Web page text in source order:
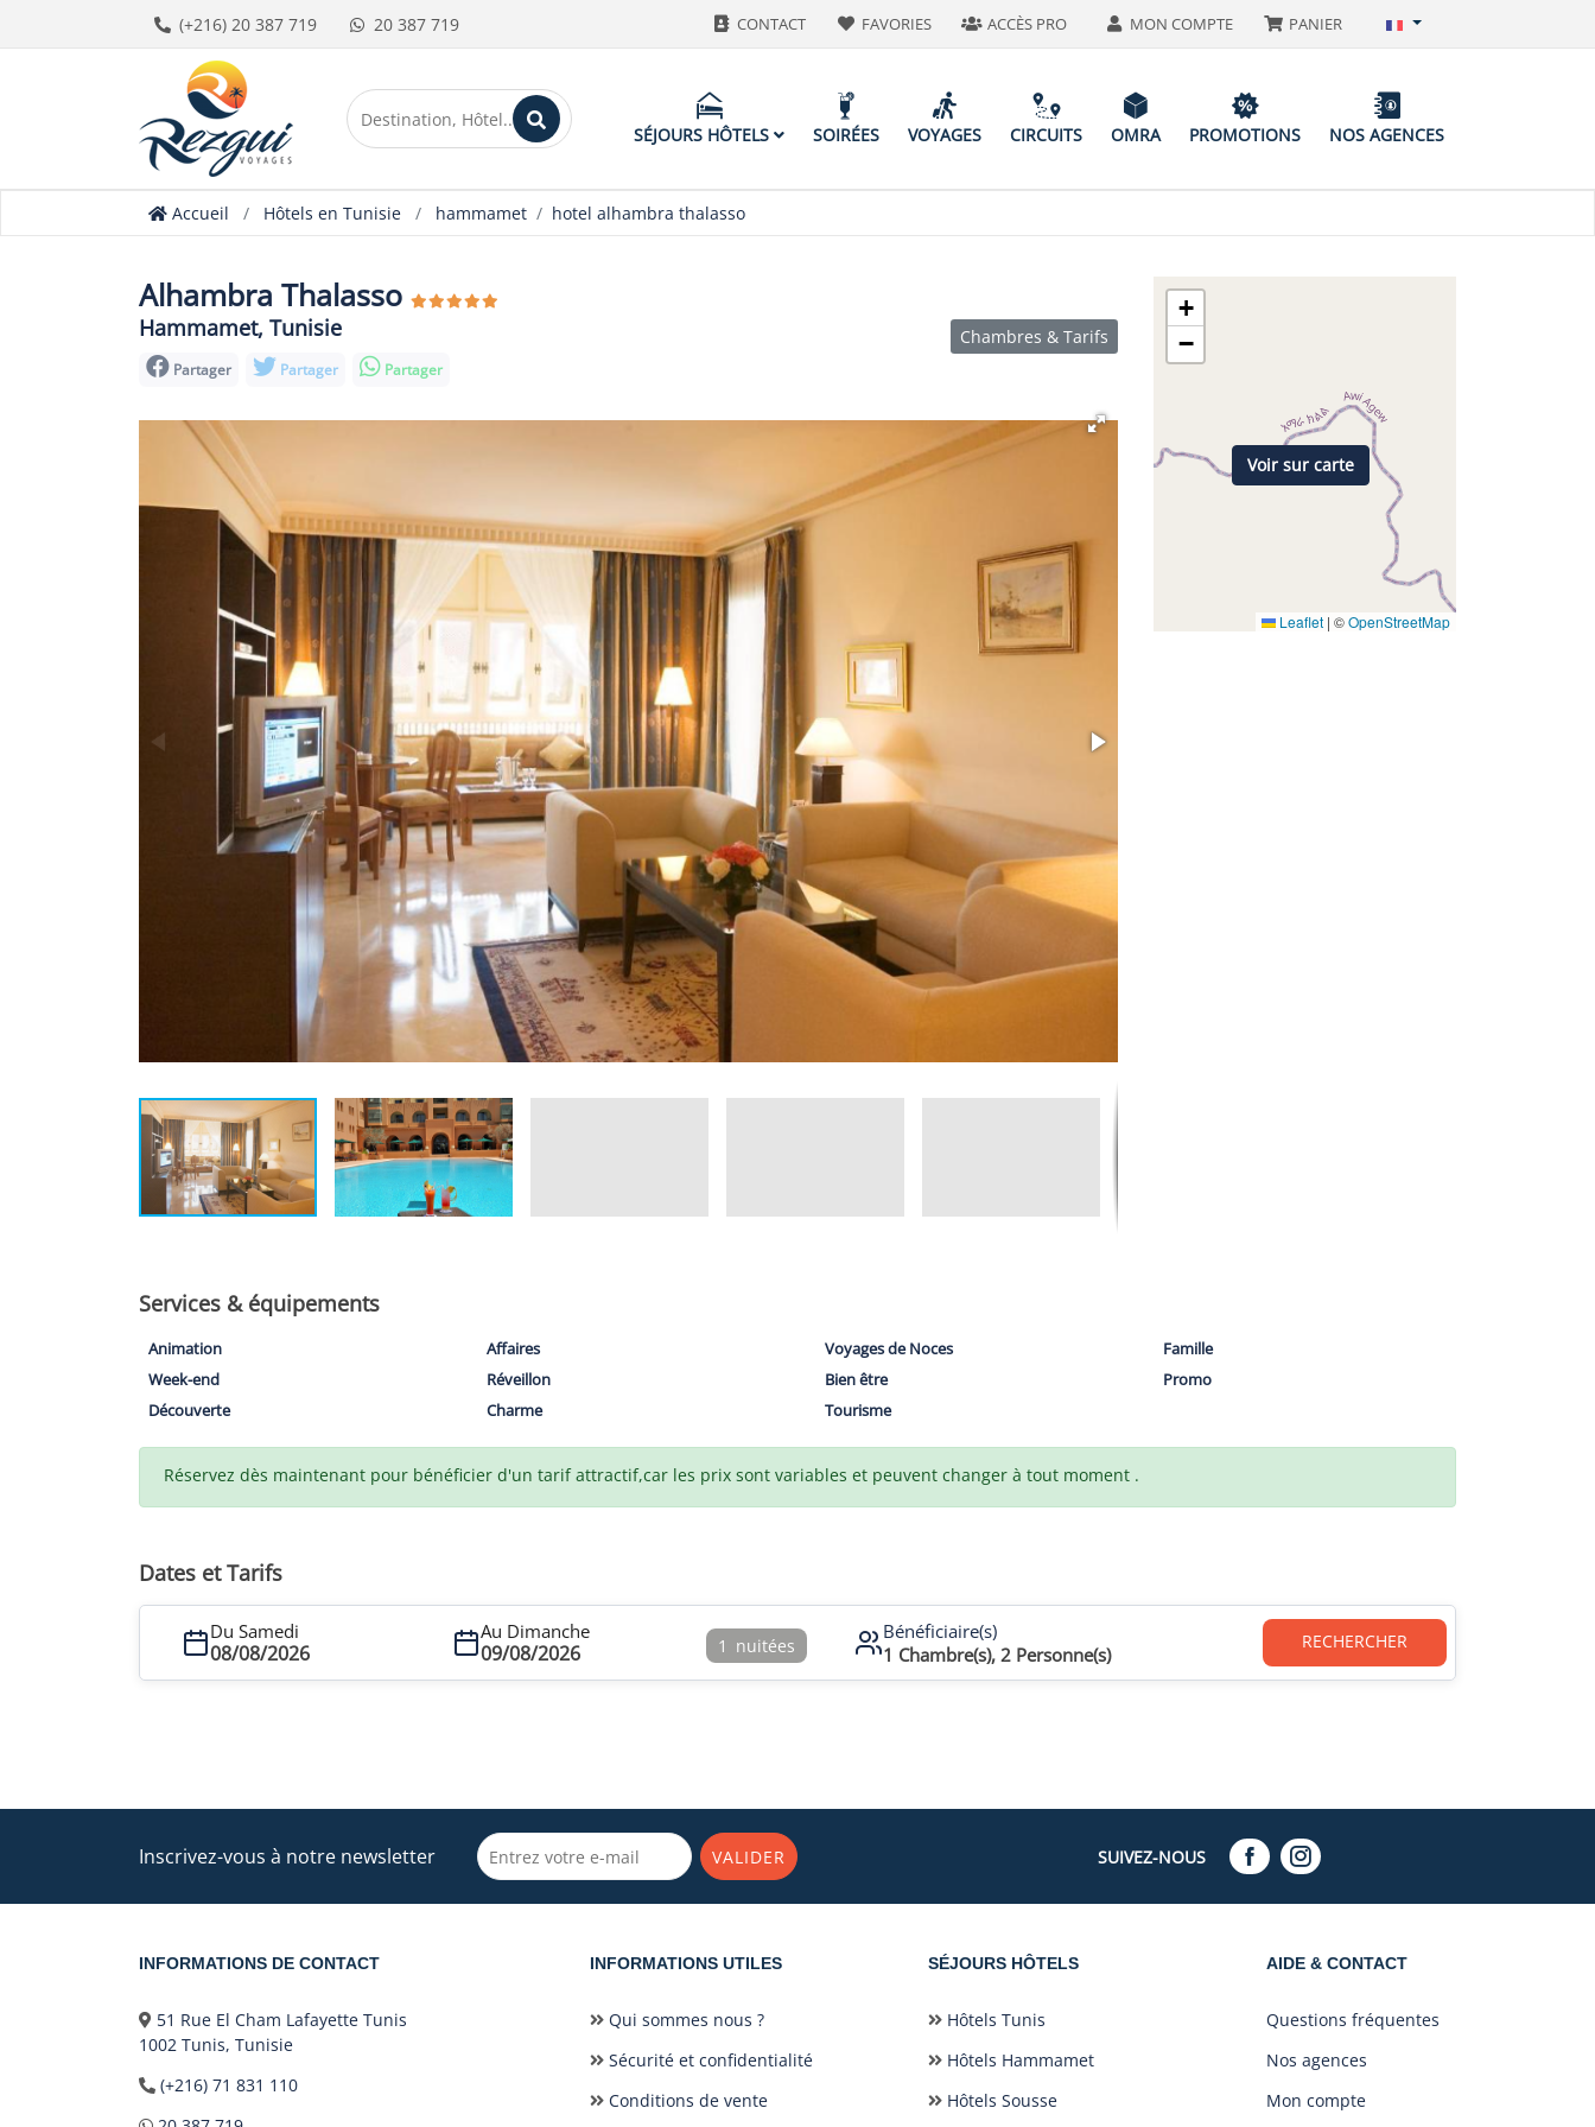
(+216) 20 387 719 20 387 719 CONTACT FAVORIES ACCÈS PRO MON COMPTE PANIER
SÉJOURS HÔTELS SOIRÉES VOYAGES CIRCUITS OMRA PROMOTIONS NOS AGENCES
Accueil Hôtels en Tunisie hammamet hotel alhambra thalasso
Alhambra Thalasso
Hammamet, Tunisie
Partager Partager Partager
Chambres & Tarifs
+
−
Leaflet | ©OpenStreetMap
Voir sur carte
Services & équipements
Animation Affaires Voyages de Noces
Famille
Week-end
Réveillon Bien être
Promo
Découverte
Charme Tourisme
Réservez dès maintenant pour bénéficier d'un tarif attractif,car les prix sont variables et peuvent changer à tout moment .
Dates et Tarifs
Du Samedi
08/08/2026
Au Dimanche
09/08/2026 1 nuitées
Bénéficiaire(s)
1 Chambre(s), 2 Personne(s)
RECHERCHER
Inscrivez-vous à notre newsletter VALIDER SUIVEZ-NOUS
INFORMATIONS DE CONTACT
51 Rue El Cham Lafayette Tunis
1002 Tunis, Tunisie
(+216) 71 831 110
INFORMATIONS UTILES
Qui sommes nous ?
Sécurité et confidentialité
Conditions de vente
SÉJOURS HÔTELS
Hôtels Tunis
Hôtels Hammamet
Hôtels Sousse
AIDE & CONTACT
Questions fréquentes
Nos agences
Mon compte